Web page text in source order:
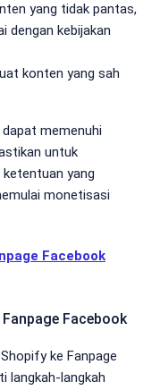
yang tidak pantas,
dengan kebijakan
konten yang sah
memenuhi
untuk
yang
monetisasi
Facebook
Facebook
ke Fanpage
langkah-langkah